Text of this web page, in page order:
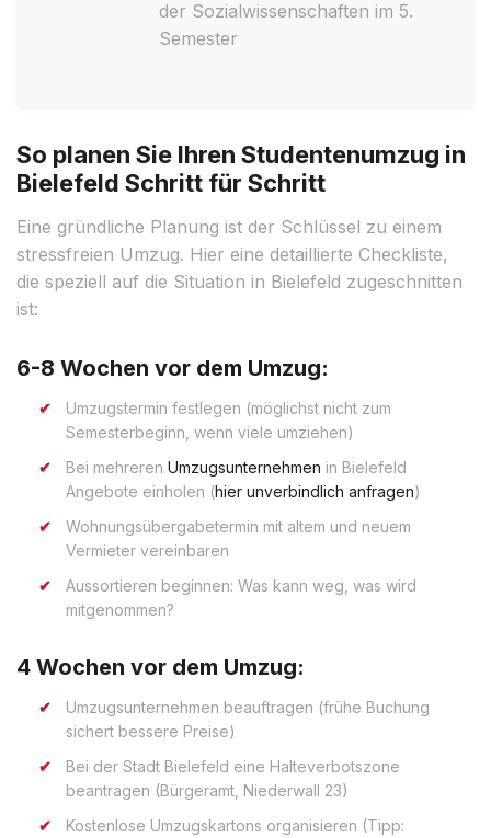
der Sozialwissenschaften im 5.
Semester
So planen Sie Ihren Studentenumzug in
Bielefeld Schritt für Schritt
Eine gründliche Planung ist der Schlüssel zu einem
stressfreien Umzug. Hier eine detaillierte Checkliste,
die speziell auf die Situation in Bielefeld zugeschnitten
ist:
6-8 Wochen vor dem Umzug:
Umzugstermin festlegen (möglichst nicht zum
Semesterbeginn, wenn viele umziehen)
Bei mehreren Umzugsunternehmen in Bielefeld
Angebote einholen (hier unverbindlich anfragen)
Wohnungsübergabetermin mit altem und neuem
Vermieter vereinbaren
Aussortieren beginnen: Was kann weg, was wird
mitgenommen?
4 Wochen vor dem Umzug:
Umzugsunternehmen beauftragen (frühe Buchung
sichert bessere Preise)
Bei der Stadt Bielefeld eine Halteverbotszone
beantragen (Bürgeramt, Niederwall 23)
Kostenlose Umzugskartons organisieren (Tipp: